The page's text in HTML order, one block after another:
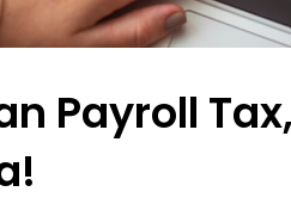
Payroll